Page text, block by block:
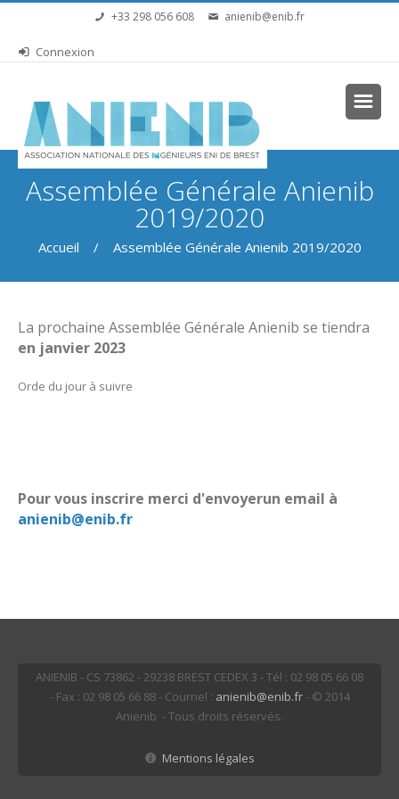
Aller au contenu principal+33 298 056 608 anienib@enib.fr
Connexion
Assemblée Générale Anienib
2019/2020
Vous êtes ici
Accueil / Assemblée Générale Anienib 2019/2020
La prochaine Assemblée Générale Anienib se tiendra
en janvier 2023
Orde du jour à suivre
Pour vous inscrire merci d'envoyerun email à
anienib@enib.fr
ANIENIB - CS 73862 - 29238 BREST CEDEX 3 - Tél : 02 98 05 66 08
- Fax : 02 98 05 66 88 - Courriel : anienib@enib.fr- © 2014
Anienib - Tous droits réservés.
Mentions légales